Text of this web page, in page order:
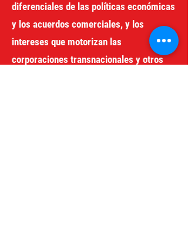
diferenciales de las políticas económicas
y los acuerdos comerciales, y los
intereses que motorizan las
corporaciones transnacionales y otros